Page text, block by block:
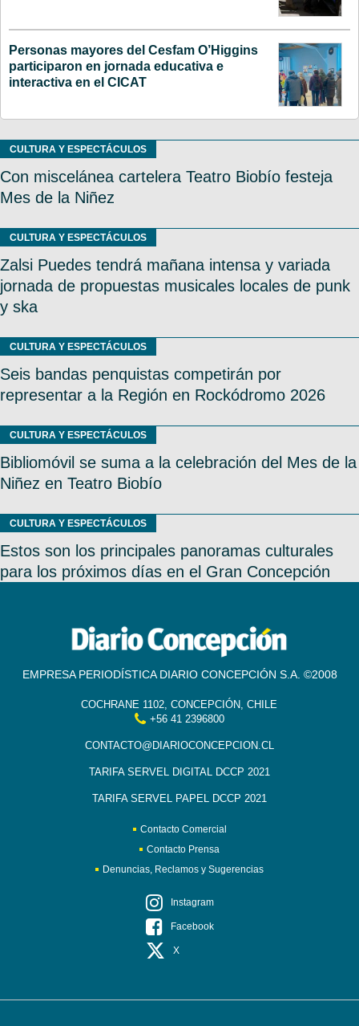
Personas mayores del Cesfam O’Higgins
participaron en jornada educativa e
interactiva en el CICAT
CULTURA Y ESPECTÁCULOS
Con miscelánea cartelera Teatro Biobío festeja
Mes de la Niñez
CULTURA Y ESPECTÁCULOS
Zalsi Puedes tendrá mañana intensa y variada
jornada de propuestas musicales locales de punk
y ska
CULTURA Y ESPECTÁCULOS
Seis bandas penquistas competirán por
representar a la Región en Rockódromo 2026
CULTURA Y ESPECTÁCULOS
Bibliomóvil se suma a la celebración del Mes de la
Niñez en Teatro Biobío
CULTURA Y ESPECTÁCULOS
Estos son los principales panoramas culturales
para los próximos días en el Gran Concepción
EMPRESA PERIODÍSTICA DIARIO CONCEPCIÓN S.A. ©2008
COCHRANE 1102, CONCEPCIÓN, CHILE
+56 41 2396800
CONTACTO@DIARIOCONCEPCION.CL
TARIFA SERVEL DIGITAL DCCP 2021
TARIFA SERVEL PAPEL DCCP 2021
Contacto Comercial
Contacto Prensa
Denuncias, Reclamos y Sugerencias
Instagram
Facebook
X